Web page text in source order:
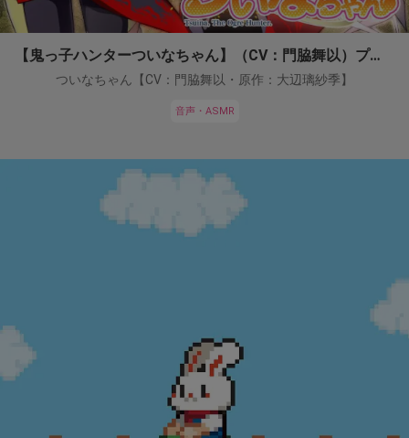
【鬼っ子ハンターついなちゃん】（CV：門脇舞以）プロジェクト！
ついなちゃん【CV：門脇舞以・原作：大辺璃紗季】
音声・ASMR